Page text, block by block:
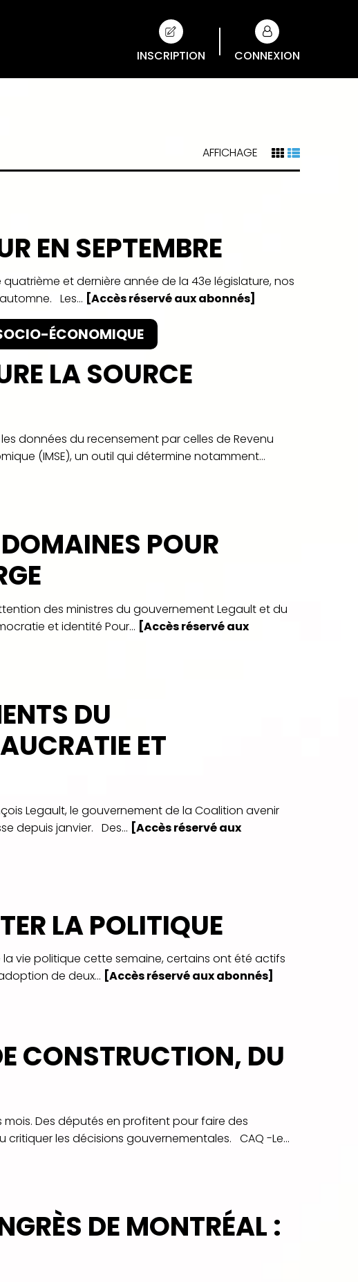
INSCRIPTION CONNEXION
AFFICHAGE
EN SEPTEMBRE
et dernière année de la 43e législature, nos
Les... [Accès réservé aux abonnés]
ÉCONOMIQUE
LA SOURCE
données du recensement par celles de Revenu
(IMSE), un outil qui détermine notamment...
POUR
des ministres du gouvernement Legault et du
et identité Pour... [Accès réservé aux
DU
ET
Legault, le gouvernement de la Coalition avenir
depuis janvier. Des... [Accès réservé aux
LA POLITIQUE
vie politique cette semaine, certains ont été actifs
de deux... [Accès réservé aux abonnés]
CONSTRUCTION, DU
mois. Des députés en profitent pour faire des
les décisions gouvernementales. CAQ -Le...
DE MONTRÉAL :